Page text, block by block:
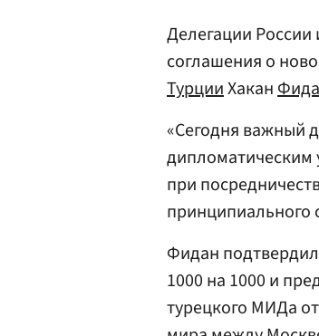
Делегации России
соглашения о
ТурцииХакан
«Сегодня важный
дипломатическим
при
принципиального
Фидан
1000 на 1000 и
турецкого МИДа